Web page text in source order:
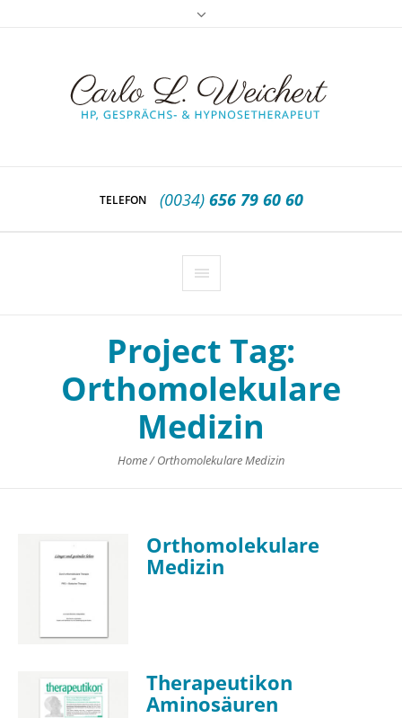
TELEFON (0034) 656 79 60 60
Project Tag:
Orthomolekulare
Medizin
Home/Orthomolekulare Medizin
Orthomolekulare
Medizin
Therapeutikon
Aminosäuren